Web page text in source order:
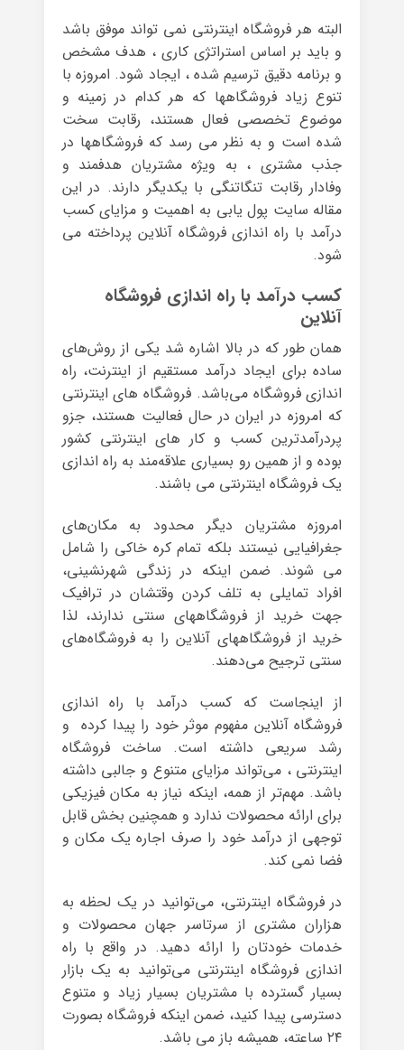
البته هر فروشگاه اینترنتی نمی تواند موفق باشد
و باید بر اساس استراتژی کاری ، هدف مشخص
و برنامه دقیق ترسیم شده ، ایجاد شود. امروزه با
تنوع زیاد فروشگاهها که هر کدام در زمینه و
موضوع تخصصی فعال هستند، رقابت سخت
شده است و به نظر می رسد که فروشگاهها در
جذب مشتری ، به ویژه مشتریان هدفمند و
وفادار رقابت تنگاتنگی با یکدیگر دارند. در این
مقاله سایت پول یابی به اهمیت و مزایای کسب
درآمد با راه اندازی فروشگاه آنلاین پرداخته می
شود.
کسب درآمد با راه اندازی فروشگاه
آنلاین
همان طور که در بالا اشاره شد یکی از روش‌های
ساده برای ایجاد درآمد مستقیم از اینترنت، راه
اندازی فروشگاه می‌باشد. فروشگاه های اینترنتی
که امروزه در ایران در حال فعالیت هستند، جزو
پردرآمدترین کسب و کار های اینترنتی کشور
بوده و از همین رو بسیاری علاقه‌مند به راه اندازی
یک فروشگاه اینترنتی می باشند.
امروزه مشتریان دیگر محدود به مکان‌های
جغرافیایی نیستند بلکه تمام کره خاکی را شامل
می شوند. ضمن اینکه در زندگی شهرنشینی،
افراد تمایلی به تلف کردن وقتشان در ترافیک
جهت خرید از فروشگاههای سنتی ندارند، لذا
خرید از فروشگاههای آنلاین را به فروشگاه‌های
سنتی ترجیح می‌دهند.
از اینجاست که کسب درآمد با راه اندازی
فروشگاه آنلاین مفهوم موثر خود را پیدا کرده و
رشد سریعی داشته است. ساخت فروشگاه
اینترنتی ، می‌تواند مزایای متنوع و جالبی داشته
باشد. مهم‌تر از همه، اینکه نیاز به مکان فیزیکی
برای ارائه محصولات ندارد و همچنین بخش قابل
توجهی از درآمد خود را صرف اجاره یک مکان و
فضا نمی کند.
در فروشگاه اینترنتی، می‌توانید در یک لحظه به
هزاران مشتری از سرتاسر جهان محصولات و
خدمات خودتان را ارائه دهید. در واقع با راه
اندازی فروشگاه اینترنتی می‌توانید به یک بازار
بسیار گسترده با مشتریان بسیار زیاد و متنوع
دسترسی پیدا کنید، ضمن اینکه فروشگاه بصورت
۲۴ ساعته، همیشه باز می باشد.